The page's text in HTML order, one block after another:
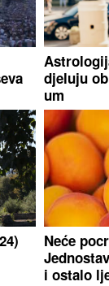
djeluju
um
Neće
i ostalo